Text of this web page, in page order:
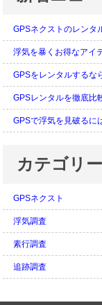
GPSネクストのレンタ
浮気を暴くお得なアイ
GPSをレンタルするな
GPSレンタルを徹底比
GPSで浮気を見破るに
カテゴリー
GPSネクスト
浮気調査
素行調査
追跡調査